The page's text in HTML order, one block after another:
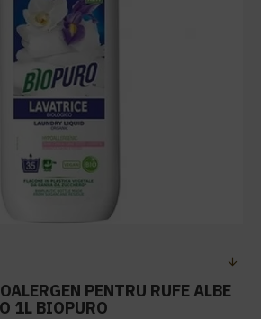
PENTRU RUFE ALBE
1L BIOPURO